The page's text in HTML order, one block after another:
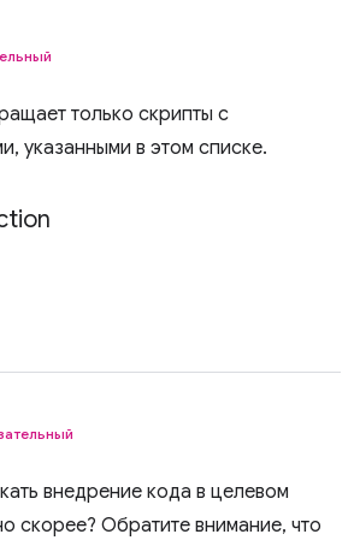
только скрипты с
указанными в этом списке.
внедрение кода в целевом
скорее? Обратите внимание, что